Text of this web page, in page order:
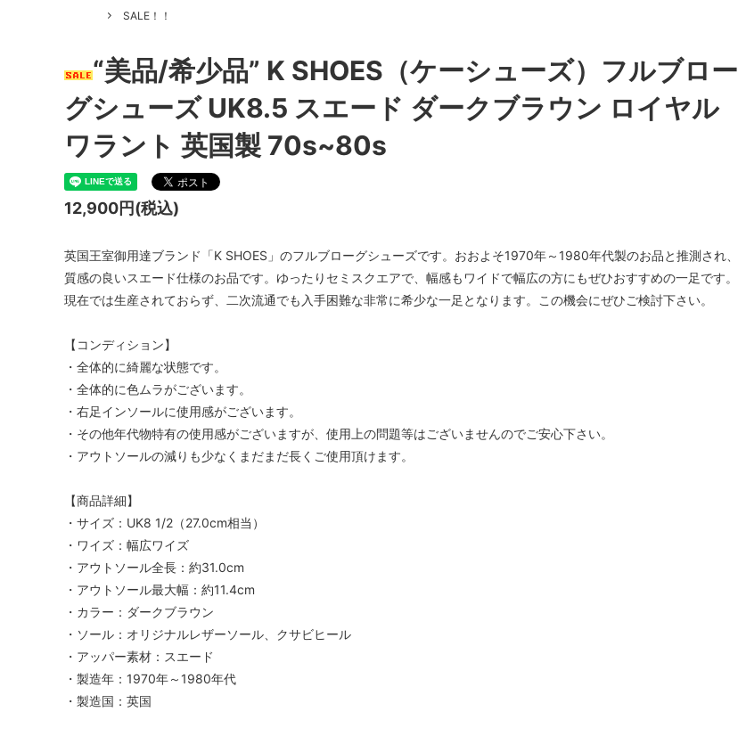
SALE！！
“美品/希少品” K SHOES（ケーシューズ）フルブロー
グシューズ UK8.5 スエード ダークブラウン ロイヤル
ワラント 英国製 70s~80s
12,900円(税込)
英国王室御用達ブランド「K SHOES」のフルブローグシューズです。おおよそ1970年～1980年代製のお品と推測され、
質感の良いスエード仕様のお品です。ゆったりセミスクエアで、幅感もワイドで幅広の方にもぜひおすすめの一足です。
現在では生産されておらず、二次流通でも入手困難な非常に希少な一足となります。この機会にぜひご検討下さい。
【コンディション】
・全体的に綺麗な状態です。
・全体的に色ムラがございます。
・右足インソールに使用感がございます。
・その他年代物特有の使用感がございますが、使用上の問題等はございませんのでご安心下さい。
・アウトソールの減りも少なくまだまだ長くご使用頂けます。
【商品詳細】
・サイズ：UK8 1/2（27.0cm相当）
・ワイズ：幅広ワイズ
・アウトソール全長：約31.0cm
・アウトソール最大幅：約11.4cm
・カラー：ダークブラウン
・ソール：オリジナルレザーソール、クサビヒール
・アッパー素材：スエード
・製造年：1970年～1980年代
・製造国：英国